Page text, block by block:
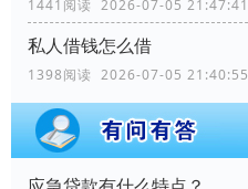
1441阅读 2026-07-05 21:47:41
私人借钱怎么借
1398阅读 2026-07-05 21:40:55